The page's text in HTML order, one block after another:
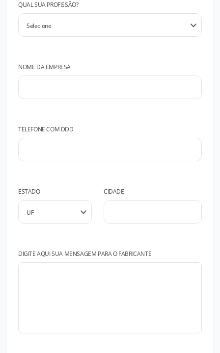
QUAL SUA PROFISSÃO?
NOME DA EMPRESA
TELEFONE COM DDD
ESTADO CIDADE
DIGITE AQUI SUA MENSAGEM PARA O FABRICANTE